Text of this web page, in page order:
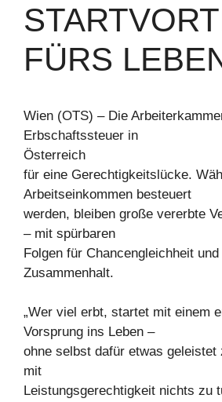
ÜRS LEBEN
Wien (OTS) – Die
Erbschaftssteuer in
Österreich
für eine Gerechtigkeitslücke.
Arbeitseinkommen besteuert
werden, bleiben große vererbte
– mit spürbaren
Folgen für Chancengleichheit
Zusammenhalt.
„Wer viel erbt, startet mit einem
Vorsprung ins Leben –
ohne selbst dafür etwas geleistet
mit
Leistungsgerechtigkeit nichts zu